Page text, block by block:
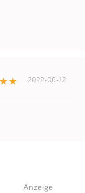
2022-06-12
Anzeige